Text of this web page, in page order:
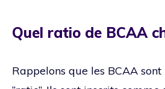
Quel ratio de BCAA
Rappelons que les BCAA